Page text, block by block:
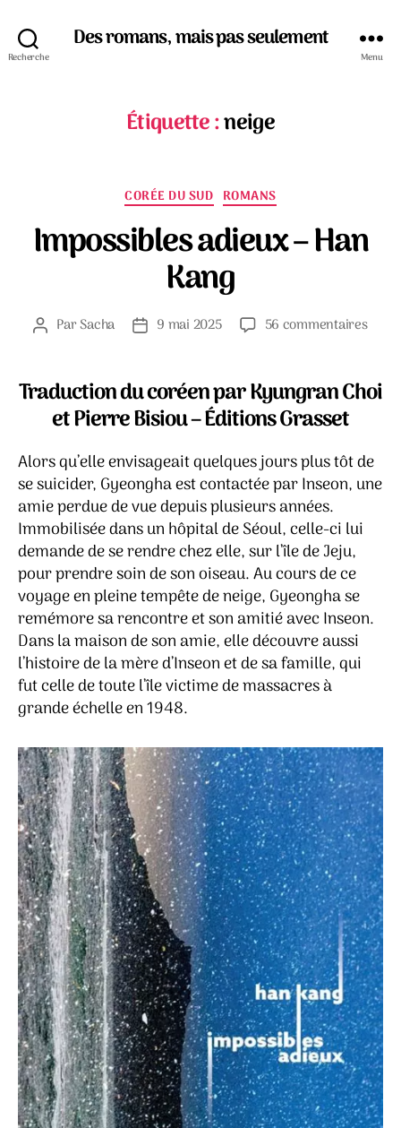
Recherche
Des romans, mais pas seulement
Menu
Étiquette :neige
Catégories
CORÉE DU SUD ROMANS
Impossibles adieux – Han
Kang
Auteur
ParSacha
Date9 mai 2025 56 commentairessur
–
Han
Traduction du coréen par Kyungran Choi
et Pierre Bisiou – Éditions Grasset
Alors qu’elle envisageait quelques jours plus tôt de
se suicider, Gyeongha est contactée par Inseon, une
amie perdue de vue depuis plusieurs années.
Immobilisée dans un hôpital de Séoul, celle-ci lui
demande de se rendre chez elle, sur l’île de Jeju,
pour prendre soin de son oiseau. Au cours de ce
voyage en pleine tempête de neige, Gyeongha se
remémore sa rencontre et son amitié avec Inseon.
Dans la maison de son amie, elle découvre aussi
l’histoire de la mère d’Inseon et de sa famille, qui
fut celle de toute l’île victime de massacres à
grande échelle en 1948.